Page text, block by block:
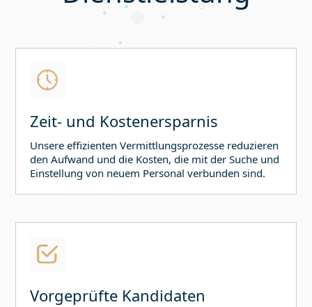
Zeit- und Kostenersparnis
Unsere effizienten Vermittlungsprozesse reduzieren
den Aufwand und die Kosten, die mit der Suche und
Einstellung von neuem Personal verbunden sind.
Vorgeprüfte Kandidaten